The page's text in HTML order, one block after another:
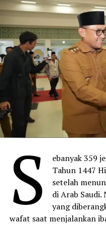
S
ebanyak 359
Tahun 1447
setelah
di Arab
yang
wafat saat menjalankan